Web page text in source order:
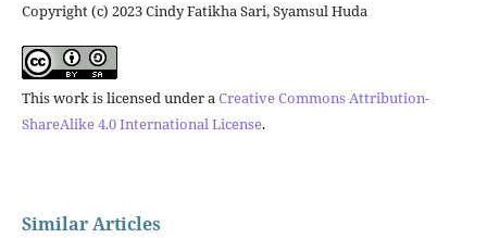
Copyright (c) 2023 Cindy Fatikha Sari, Syamsul Huda
This work is licensed under aCreative Commons Attribution-
ShareAlike 4.0 International License.
Similar Articles